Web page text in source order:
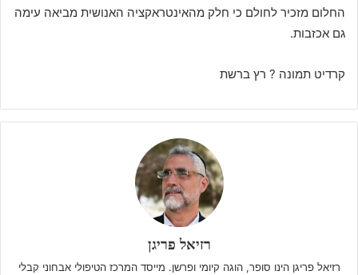
החלום מזכיר לחולם כי חלק מהאינטראקציה האנושית מביאה עימה
גם אכזבות.
קרדיט תמונה ? רץ ברשת
רזיאל פריגן
רזיאל פריגן הינו סופר, הוגה קיומי ופרשן. מייסד המרכז הטיפולי אבחוני קבלי